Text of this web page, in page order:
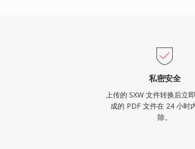
私密安全
上传的 SXW 文件转换后立
成的 PDF 文件在 24 小时
除。